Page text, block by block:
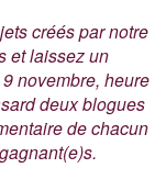
créés par notre
et laissez un
novembre, heure
deux blogues
de chacun